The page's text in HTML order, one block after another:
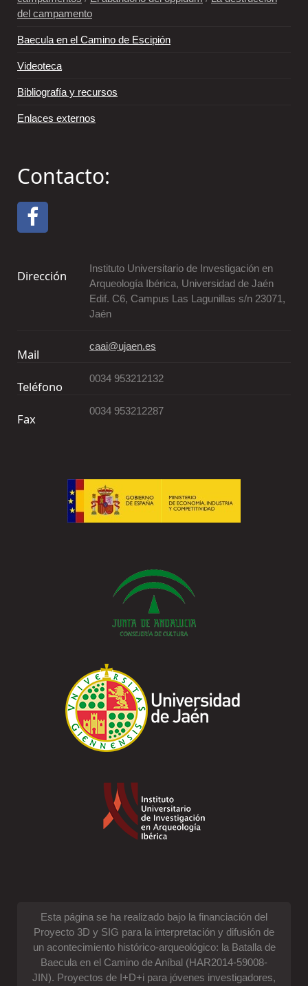
del campamento
Baecula en el Camino de Escipión
Videoteca
Bibliografía y recursos
Enlaces externos
Contacto:
Dirección
Instituto Universitario de Investigación en
Arqueología Ibérica, Universidad de Jaén
Edif. C6, Campus Las Lagunillas s/n 23071,
Jaén
Mail
caai@ujaen.es
Teléfono
0034 953212132
Fax
0034 953212287
Esta página se ha realizado bajo la financiación del
Proyecto 3D y SIG para la interpretación y difusión de
un acontecimiento histórico-arqueológico: la Batalla de
Baecula en el Camino de Aníbal (HAR2014-59008-
JIN). Proyectos de I+D+i para jóvenes investigadores,